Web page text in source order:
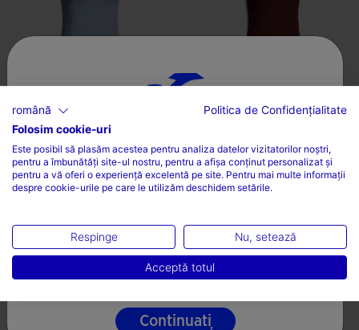
Rochie Damă Challenge Albastru
L 233,53
2 Culori
4,1 din 5 evaluări ale clienților
L 310,97
5 din 5 evaluări ale clienților
ALEGEȚI ȚARA ȘI LIMBA
Țară
Limbă
Română
Continuați
română
Politica de Confidențialitate
Folosim cookie-uri
Este posibil să plasăm acestea pentru analiza datelor vizitatorilor noștri,
pentru a îmbunătăți site-ul nostru, pentru a afișa conținut personalizat și
pentru a vă oferi o experiență excelentă pe site. Pentru mai multe informații
despre cookie-urile pe care le utilizăm deschidem setările.
Respinge Nu, setează
Acceptă totul